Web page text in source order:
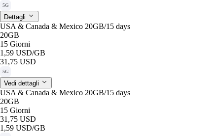
5G
Dettagli
USA & Canada & Mexico 20GB/15 days
20GB
15 Giorni
1,59 USD/GB
31,75 USD
5G
Vedi dettagli
USA & Canada & Mexico 20GB/15 days
20GB
15 Giorni
31,75 USD
1,59 USD/GB